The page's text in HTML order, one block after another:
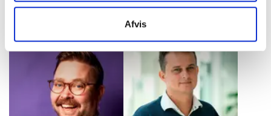
Afvis
stress, trivsel og
arbejdsglæde – med
tusindvis af foredrag og
flere bestsellere bag sig.
i motivation og trivsel, med
humoristiske og gribende
foredrag om arbejdsglæde,
trivsel og motivation, der
skaber varig forandring.